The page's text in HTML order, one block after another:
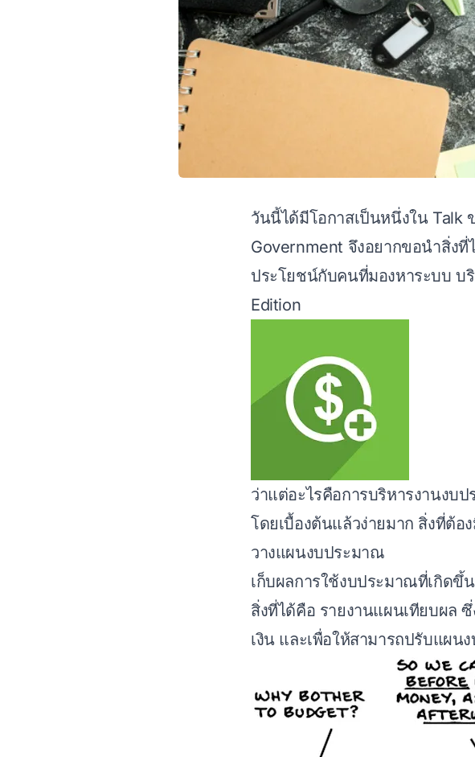
วันนี้ได้มีโอกาสเป็นหนึ่งใน Talk
Government จึงอยากขอนำสิ่งที่
ประโยชน์กับคนที่มองหาระบบ บ
Edition
ว่าแต่อะไรคือการบริหารงานงบ
โดยเบื้องต้นแล้วง่ายมาก สิ่งที่ต้อ
วางแผนงบประมาณ
เก็บผลการใช้งบประมาณที่เกิดขึ้
สิ่งที่ได้คือ รายงานแผนเทียบผล
เงิน และเพื่อให้สามารถปรับแผ